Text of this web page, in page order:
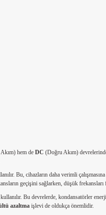
hem de DC (Doğru Akım)
Bu, cihazların daha verimli
geçişini sağlarken, düşük
kullanılır. Bu devrelerde, kondansatörler
azaltma işlevi de oldukça önemlidir.